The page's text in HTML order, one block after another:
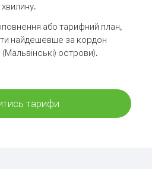
хвилину.
або тарифний план,
найдешевше за кордон
острови).
тарифи